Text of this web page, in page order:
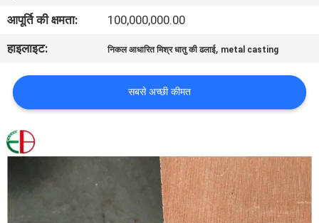
संपर्क
करें
समाचार
एक
उद्धरण
की
विनती
आपूर्ति की क्षमता:
100,000,000.00
हाइलाइट:
निकल आधारित मिश्र धातु की ढलाई, metal casting
सबसे अच्छी कीमत